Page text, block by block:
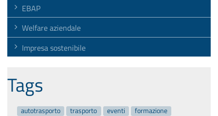
EBAP
Welfare aziendale
Impresa sostenibile
Tags
autotrasporto trasporto eventi
formazione